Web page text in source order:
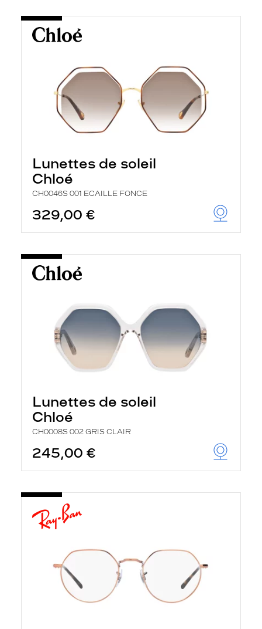
Lunettes de soleil
Chloé
CH0046S 001 ECAILLE FONCE
329,00 €
Lunettes de soleil
Chloé
CH0008S 002 GRIS CLAIR
245,00 €